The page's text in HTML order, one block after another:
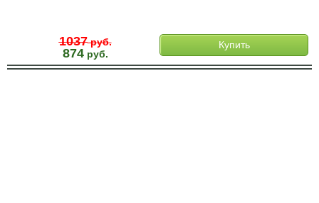
1037руб.
874руб.
Купить